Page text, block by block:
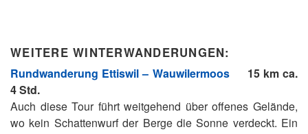
WEITERE WINTERWANDERUNGEN:
Rundwanderung Ettiswil – Wauwilermoos
15 km ca.
4 Std.
Auch diese Tour führt weitgehend über offenes Gelände,
wo kein Schattenwurf der Berge die Sonne verdeckt. Ein